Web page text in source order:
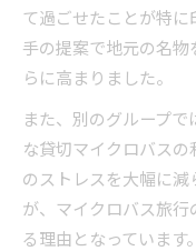
て過ごせたことが特
手の提案で地元の名
らに高まりました。
また、別のグループ
な貸切マイクロバス
のストレスを大幅に
が、マイクロバス旅
る理由となっています。